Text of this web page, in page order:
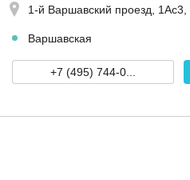
1-й Варшавский проезд, 1Ас3
Варшавская
+7 (495) 744-0...